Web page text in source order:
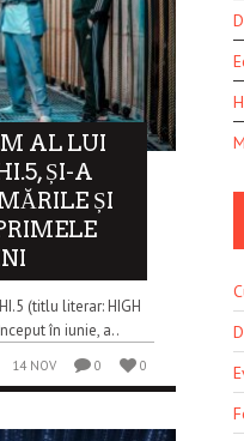
AL LUI
ȘI-A
ȘI
(titlu literar: HIGH
în iunie, a..
14 NOV 0 0